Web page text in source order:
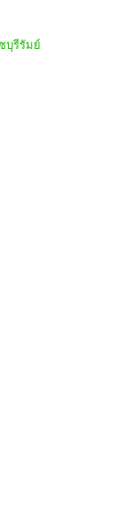
บุรีรัมย์